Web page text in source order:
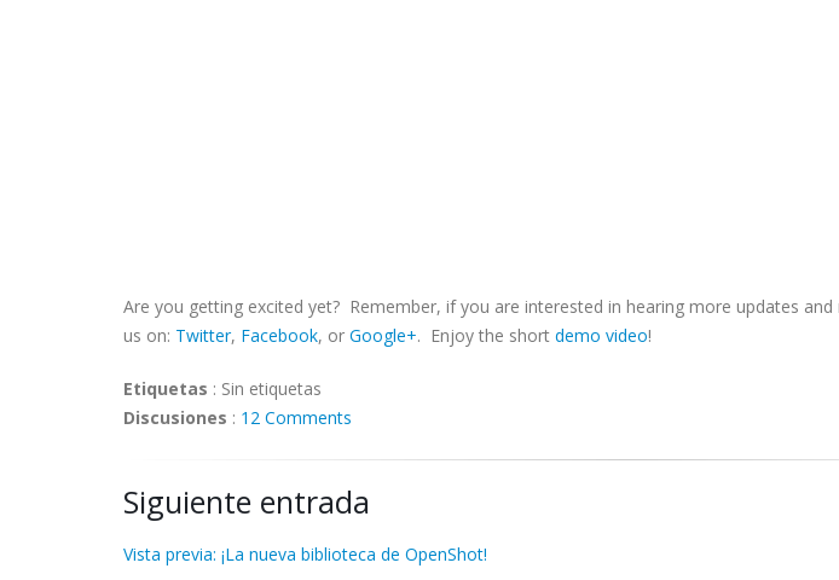
Are you getting excited yet? Remember, if you are interested in hearing more updates
us on: Twitter, Facebook, or Google+. Enjoy the short demo video!
Etiquetas : Sin etiquetas
Discusiones : 12 Comments
Siguiente entrada
Vista previa: ¡La nueva biblioteca de OpenShot!